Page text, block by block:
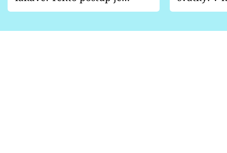
vhodný jen pro některé
pondělí